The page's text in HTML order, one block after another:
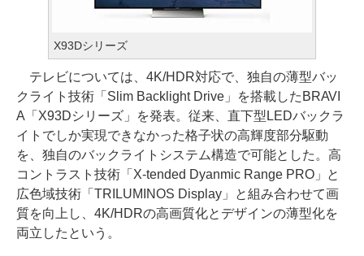
X93Dシリーズ
テレビについては、4K/HDR対応で、独自の薄型バッ
クライト技術「Slim Backlight Drive」を搭載したBRAVI
A「X93Dシリーズ」を発表。従来、直下型LEDバックラ
イトでしか実現できなかった格子状の高輝度部分駆動
を、独自のバックライトシステム構造で可能とした。高
コントラスト技術「X-tended Dyanmic Range PRO」と
広色域技術「TRILUMINOS Display」と組み合わせて画
質を向上し、4K/HDRの高画質化とデザインの薄型化を
両立したという。